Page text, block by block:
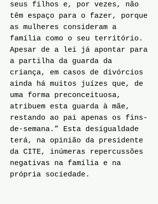
seus filhos e, por vezes, não
têm espaço para o fazer, porque
as mulheres consideram a
família como o seu território.
Apesar de a lei já apontar para
a partilha da guarda da
criança, em casos de divórcios
ainda há muitos juízes que, de
uma forma preconceituosa,
atribuem esta guarda à mãe,
restando ao pai apenas os fins-
de-semana.” Esta desigualdade
terá, na opinião da presidente
da CITE, inúmeras repercussões
negativas na família e na
própria sociedade.